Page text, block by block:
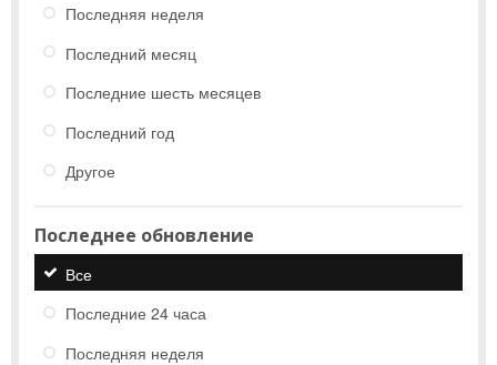
Последняя неделя
Последний месяц
Последние шесть месяцев
Последний год
Другое
Последнее обновление
Все
Последние 24 часа
Последняя неделя